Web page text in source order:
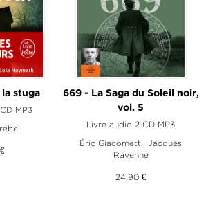
la stuga
MP3
669 - La Saga du Soleil noir,
vol. 5
Livre audio 2 CD MP3
Éric Giacometti ,Jacques
Ravenne
24,90 €